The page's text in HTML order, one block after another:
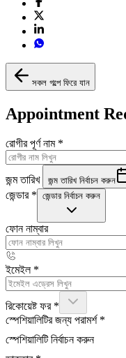
সকল গল্পে ফিরে যান
Appointment
রোগীর পূর্ণ নাম *
জন্ম তারিখ জন্ম তারিখ নির্বাচন করুন
জেন্ডার * জেন্ডার নির্বাচন করুন
ফোন নাম্বার
ইমেইল *
রিকোয়েষ্ট ফর *
স্পেশিয়ালিটির জন্য পরামর্শ *
স্পেশিয়ালিটি নির্বাচন করুন